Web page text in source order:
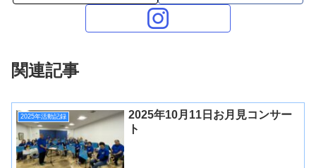
関連記事
2025年活動記録
2025年10月11日お月見コンサー
ト